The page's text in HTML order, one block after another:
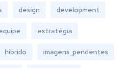
design development
estratégia
hibrido imagens_pendentes